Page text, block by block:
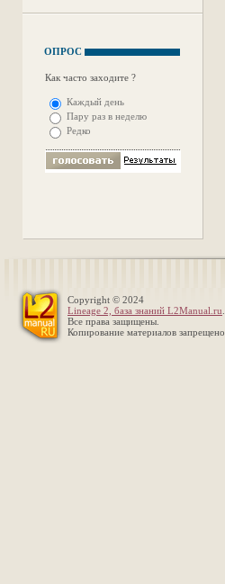
ОПРОС
Как часто заходите ?
Каждый день
Пару раз в неделю
Редко
Copyright © 2024
Lineage 2, база знаний L2Manual.ru
Все права защищены.
Копирование материалов запрещено.